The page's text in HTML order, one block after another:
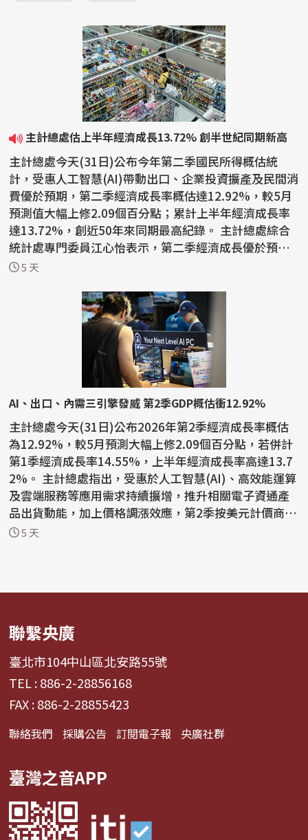
主計總處估上半年經濟成長13.72% 創半世紀同期新高
主計總處今天(31日)公布今年第二季國民所得概估統
計，受惠人工智慧(AI)帶動出口、企業投資擴產及民間消
費優於預期，第二季經濟成長率概估達12.92%，較5月
預測值大幅上修2.09個百分點；累計上半年經濟成長率
達13.72%，創近50年來同期最高紀錄。 主計總處綜合
統計處專門委員江心怡表示，第二季經濟成長優於預
期，主要來...
5 天
AI、出口、內需三引擎發威 第2季GDP概估衝12.92%
主計總處今天(31日)公布2026年第2季經濟成長率概估
為12.92%，較5月預測大幅上修2.09個百分點，若併計
第1季經濟成長率14.55%，上半年經濟成長率高達13.7
2%。 主計總處指出，受惠於人工智慧(AI)、高效能運算
及雲端服務等應用需求持續擴增，推升相關電子資通產
品出貨動能，加上價格調漲效應，第2季按美元計價商品
出口年...
5 天
聯繫央廣
臺北市104中山區北安路55號
TEL : 886-2-28856168
FAX : 886-2-28855423
聯絡我們 採購公告 訂閱電子報 央廣社群
臺灣之音APP